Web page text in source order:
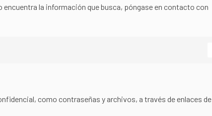
la información que busca, póngase en contacto con
como contraseñas y archivos, a través de enlaces de